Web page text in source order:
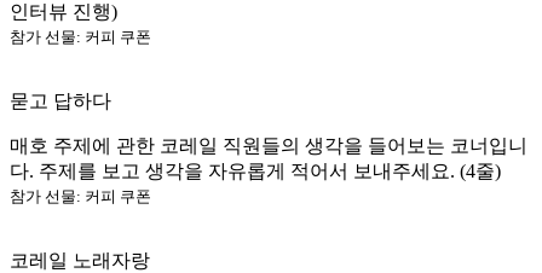
인터뷰 진행)
참가 선물: 커피 쿠폰
묻고 답하다
매호 주제에 관한 코레일 직원들의 생각을 들어보는 코너입니
다. 주제를 보고 생각을 자유롭게 적어서 보내주세요. (4줄)
참가 선물: 커피 쿠폰
코레일 노래자랑